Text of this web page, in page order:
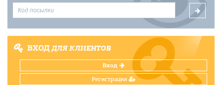
ВХОДДЛЯ КЛИЕНТОВ
Вход
Регистрация